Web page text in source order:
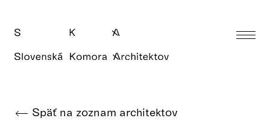
Späť na zoznam architektov